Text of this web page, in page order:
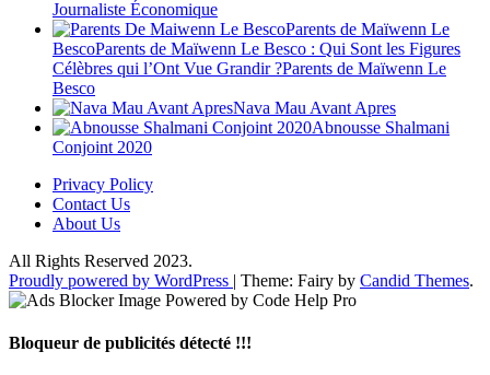
Journaliste Économique
Parents de Maïwenn Le
BescoParents de Maïwenn Le Besco : Qui Sont les Figures
Célèbres qui l’Ont Vue Grandir ?Parents de Maïwenn Le
Besco
Nava Mau Avant Apres
Abnousse Shalmani
Conjoint 2020
Privacy Policy
Contact Us
About Us
All Rights Reserved 2023.
Proudly powered by WordPress | Theme: Fairy by Candid Themes.
Bloqueur de publicités détecté !!!